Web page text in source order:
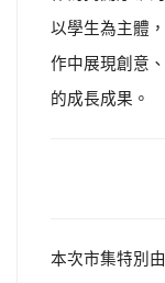
以學生為主體
作中展現創意
的成長成果。
本次市集特別